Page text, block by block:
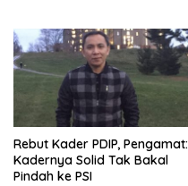
Rebut Kader PDIP, Pengamat:
Kadernya Solid Tak Bakal
Pindah ke PSI